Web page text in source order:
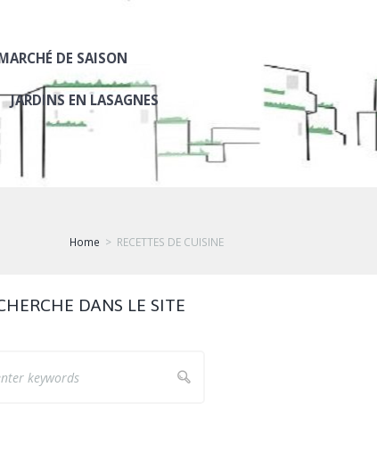
DE SAISON
JARDINS EN LASAGNES
Home RECETTES DE CUISINE
DANS LE SITE